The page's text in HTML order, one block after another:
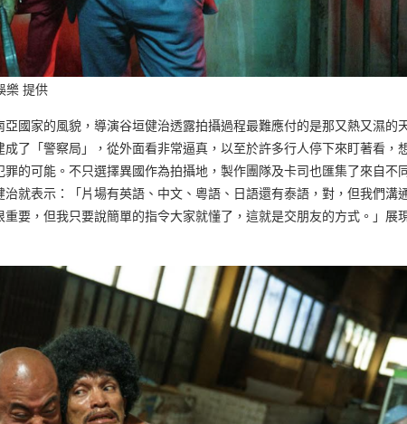
樂 提供
家的風貌，導演谷垣健治透露拍攝過程最難應付的是那又熱又濕的
了「警察局」，從外面看非常逼真，以至於許多行人停下來盯著看，
的可能。不只選擇異國作為拍攝地，製作團隊及卡司也匯集了來自不
就表示：「片場有英語、中文、粵語、日語還有泰語，對，但我們溝
要，但我只要說簡單的指令大家就懂了，這就是交朋友的方式。」展